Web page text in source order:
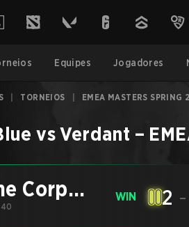
Equipes Jogadores
TORNEIOS EMEA MASTERS SPRING
vsVerdant –
Corp
WIN 2 -